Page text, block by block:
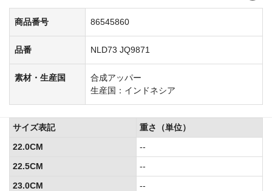
商品番号 86545860
品番 NLD73 JQ9871
素材・生産国
合成アッパー
生産国：インドネシア
サイズ表記
重さ（単位）
22.0CM
--
22.5CM
--
23.0CM
--